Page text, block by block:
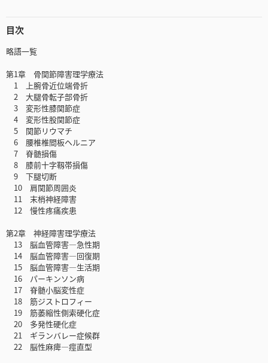
目次
略語一覧
第1章 骨関節障害理学療法
1 上腕骨近位端骨折
2 大腿骨転子部骨折
3 変形性膝関節症
4 変形性股関節症
5 関節リウマチ
6 腰椎椎間板ヘルニア
7 脊髄損傷
8 膝前十字靱帯損傷
9 下腿切断
10 肩関節周囲炎
11 末梢神経障害
12 慢性疼痛疾患
第2章 神経障害理学療法
13 脳血管障害―急性期
14 脳血管障害―回復期
15 脳血管障害―生活期
16 パーキンソン病
17 脊髄小脳変性症
18 筋ジストロフィー
19 筋萎縮性側索硬化症
20 多発性硬化症
21 ギランバレー症候群
22 脳性麻痺―痙直型